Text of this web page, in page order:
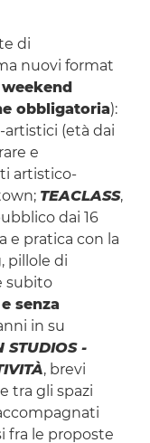
di
nuovi format
weekend
obbligatoria):
(età dai
e
artistico-
TEACLASS,
dai 16
e pratica con la
pillole di
subito
senza
in su
STUDIOS -
, brevi
tra gli spazi
fra le proposte